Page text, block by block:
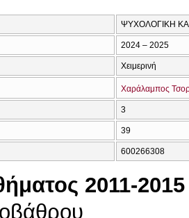
ΨΥΧΟΛΟΓΙΚΗ
2024 – 2025
Χειμερινή
Χαράλαμπος
3
39
600266308
2011-2015